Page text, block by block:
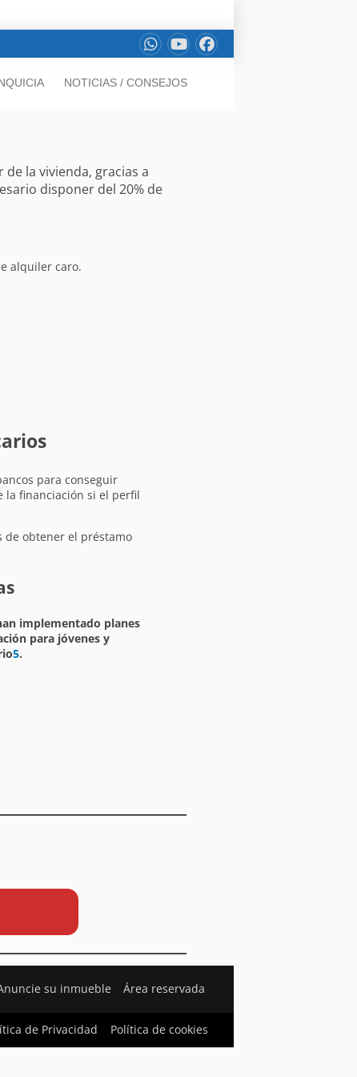
NOTICIAS / CONSEJOS
la vivienda, gracias a
disponer del 20% de
alquiler caro.
para conseguir
la financiación si el perfil
de obtener el préstamo
implementado planes
para jóvenes y
5.
su inmueble Área reservada
de Privacidad Política de cookies